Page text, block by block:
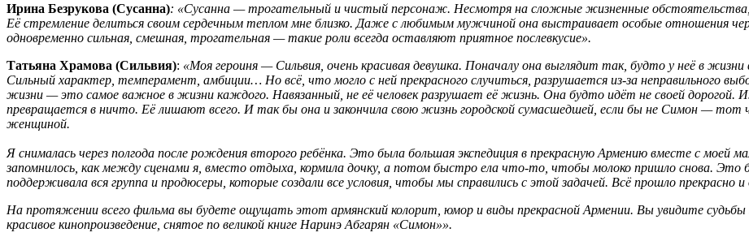
Ирина Безрукова (Сусанна): «Сусанна — трогательный и чистый персонаж. Несмотря на сложные жизненные обстоятельства,
Её стремление делиться своим сердечным теплом мне близко. Даже с любимым мужчиной она выстраивает особые отношения
одновременно сильная, смешная, трогательная — такие роли всегда оставляют приятное послевкусие».
Татьяна Храмова (Сильвия): «Моя героиня — Сильвия, очень красивая девушка. Поначалу она выглядит так, будто у неё в
Сильный характер, темперамент, амбиции… Но всё, что могло с ней прекрасного случиться, разрушается из-за неправильного
жизни — это самое важное в жизни каждого. Навязанный, не её человек разрушает её жизнь. Она будто идёт не своей дорогой.
превращается в ничто. Её лишают всего. И так бы она и закончила свою жизнь городской сумасшедшей, если бы не Симон — тот
женщиной.
Я снималась через полгода после рождения второго ребёнка. Это была большая экспедиция в прекрасную Армению вместе с моей
запомнилось, как между сценами я, вместо отдыха, кормила дочку, а потом быстро ела что-то, чтобы молоко пришло снова.
поддерживала вся группа и продюсеры, которые создали все условия, чтобы мы справились с этой задачей. Всё прошло прекрасно
На протяжении всего фильма вы будете ощущать этот армянский колорит, юмор и виды прекрасной Армении. Вы увидите
красивое кинопроизведение, снятое по великой книге Наринэ Абгарян «Симон»».